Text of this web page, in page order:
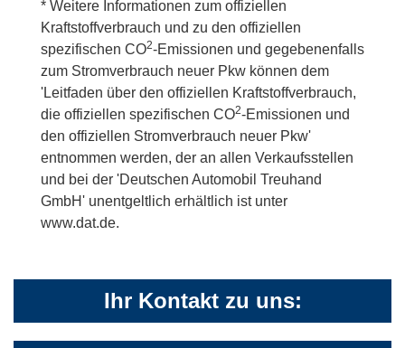
* Weitere Informationen zum offiziellen
Kraftstoffverbrauch und zu den offiziellen
spezifischen CO2-Emissionen und gegebenenfalls
zum Stromverbrauch neuer Pkw können dem
'Leitfaden über den offiziellen Kraftstoffverbrauch,
die offiziellen spezifischen CO2-Emissionen und
den offiziellen Stromverbrauch neuer Pkw'
entnommen werden, der an allen Verkaufsstellen
und bei der 'Deutschen Automobil Treuhand
GmbH' unentgeltlich erhältlich ist unter
www.dat.de.
Ihr Kontakt zu uns: